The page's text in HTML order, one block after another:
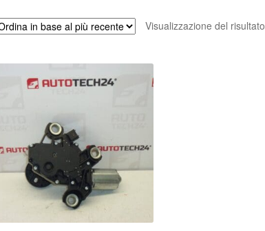
Visualizzazione del risultato